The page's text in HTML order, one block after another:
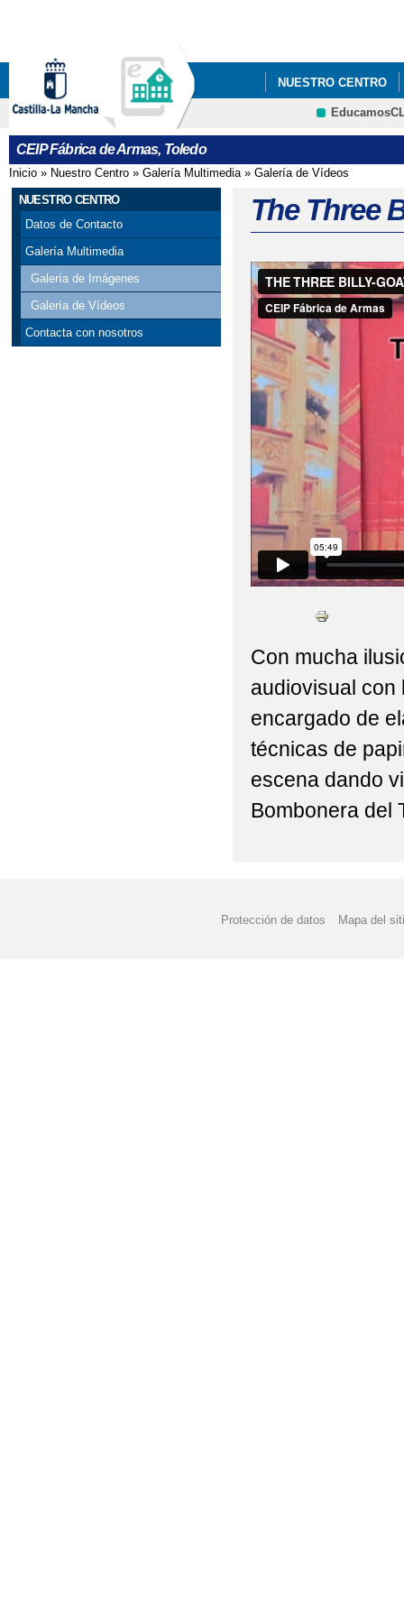
NUESTRO CENTRO
CEIP Fábrica de Armas, Toledo
Se encuentra usted aquí
Inicio » Nuestro Centro » Galería Multimedia» Galería de Vídeos
NUESTRO CENTRO
Datos de Contacto
Galería Multimedia
Galería de Imágenes
Galería de Vídeos
Contacta con nosotros
The Three
Con mucha
audiovisual con
encargado de
técnicas de
escena dando
Bombonera del
Protección de datos Mapa del